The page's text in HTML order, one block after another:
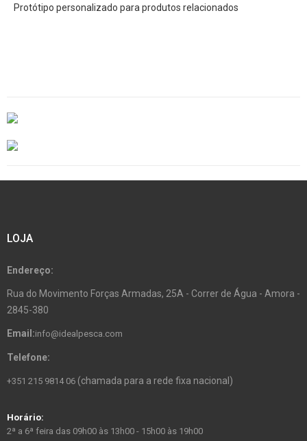
Protótipo personalizado para produtos relacionados
LOJA
Endereço:
Rua do Movimento Forças Armadas, 25A - Correr de Água - Amora -
2845-380
Email:info@idealpesca.com
Telefone:
+351 215 9814 06 (chamada para a rede fixa nacional)
Horário:
2ª a 6ª feira das 09h00 às 13h00 - 15h00 às 19h00